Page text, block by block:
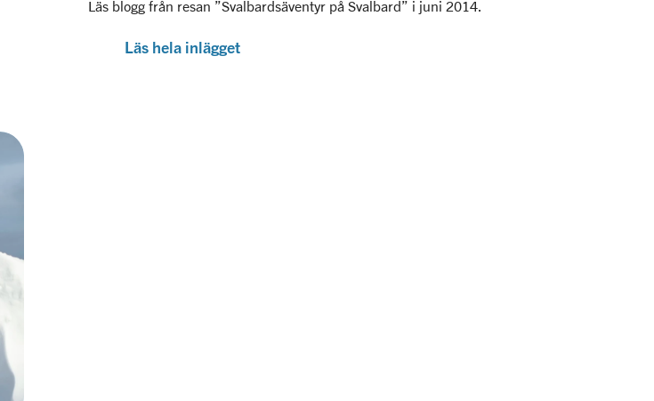
Läs blogg från resan ”Svalbardsäventyr på Svalbard” i juni 2014.
Läs hela inlägget